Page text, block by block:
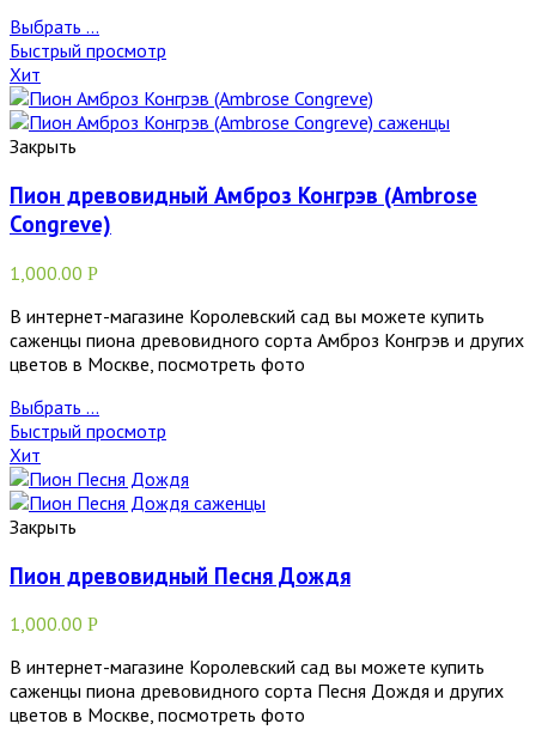
Выбрать ...
Быстрый просмотр
Хит
Закрыть
Пион древовидный Амброз Конгрэв (Ambrose
Congreve)
1,000.00 Р
В интернет-магазине Королевский сад вы можете купить
саженцы пиона древовидного сорта Амброз Конгрэв и других
цветов в Москве, посмотреть фото
Выбрать ...
Быстрый просмотр
Хит
Закрыть
Пион древовидный Песня Дождя
1,000.00 Р
В интернет-магазине Королевский сад вы можете купить
саженцы пиона древовидного сорта Песня Дождя и других
цветов в Москве, посмотреть фото